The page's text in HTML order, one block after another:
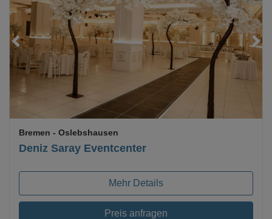
Loading...
Deniz Saray Eventcenter
Bremen - Oslebshausen
Mehr Details
Preis anfragen